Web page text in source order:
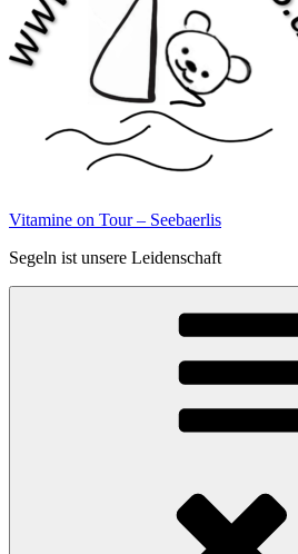
Vitamine on Tour – Seebaerlis
Segeln ist unsere Leidenschaft